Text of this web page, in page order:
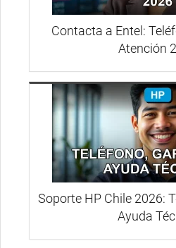
Contacta a Entel:
Atención
Soporte HP Chile 2026:
Ayuda